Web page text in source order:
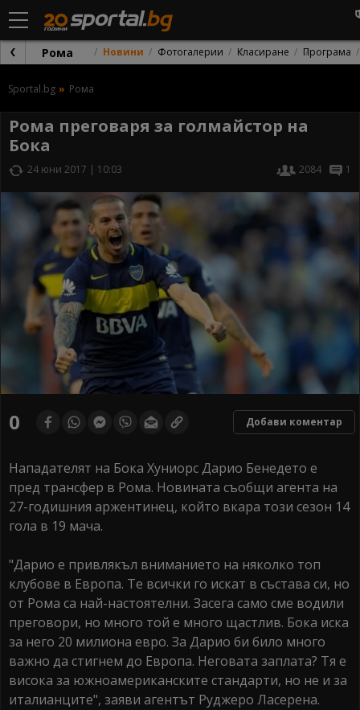
Рома Новини Фотогалерии Класиране Програма
Sportal.bg Рома
Рома преговаря за голмайстор на
Бока
24 юни 2017 | 10:03 2084 1
0 Добави коментар
Нападателят на Бока Хуниорс Дарио Бенедето е
пред трансфер в Рома. Новината съобщи агента на
27-годишния аржентинец, който вкара този сезон 14
гола в 19 мача.
"Дарио е привлякъл вниманието на няколко топ
клубове в Европа. Те всички го искат в състава си, но
от Рома са най-настоятелни. Засега само сме водили
преговори, но много той е много щастлив. Бока иска
за него 20 милиона евро. За Дарио би било много
важно да стигнем до Европа. Неговата заплата? Тя е
висока за южноамериканските стандарти, но не и за
италианците", заяви агентът Руджеро Ласерена.